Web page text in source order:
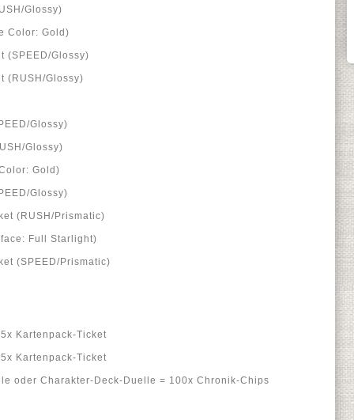
Glossy)
Color: Gold)
(SPEED/Glossy)
(RUSH/Glossy)
Glossy)
Glossy)
Gold)
Glossy)
(RUSH/Prismatic)
Full Starlight)
(SPEED/Prismatic)
Kartenpack-Ticket
Kartenpack-Ticket
oder Charakter-Deck-Duelle = 100x Chronik-Chips